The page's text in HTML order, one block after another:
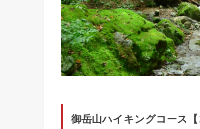
御岳山ハイキングコース